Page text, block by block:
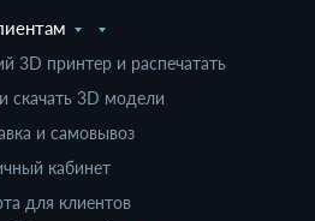
3D принтер и распечатать
скачать 3D модели
и самовывоз
кабинет
для клиентов